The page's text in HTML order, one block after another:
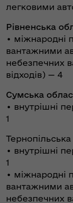
легковими
Рівненська
• міжнародні
вантажними
небезпечних
відходів) — 4
Сумська
• внутрішні
1
• внутрішні
1
• міжнародні
вантажними
небезпечних